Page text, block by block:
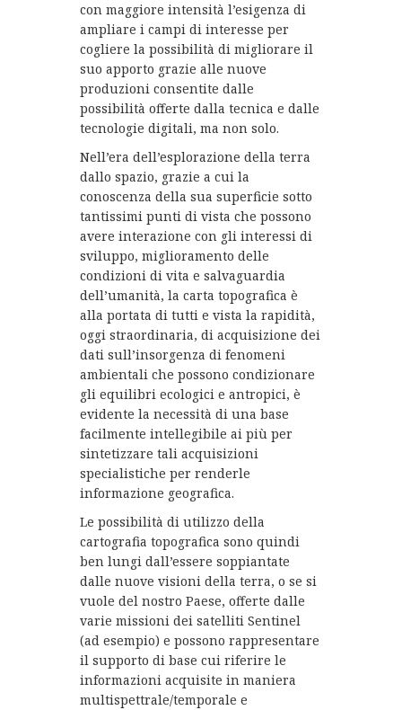
con maggiore intensità l’esigenza di
ampliare i campi di interesse per
cogliere la possibilità di migliorare il
suo apporto grazie alle nuove
produzioni consentite dalle
possibilità offerte dalla tecnica e dalle
tecnologie digitali, ma non solo.
Nell’era dell’esplorazione della terra
dallo spazio, grazie a cui la
conoscenza della sua superficie sotto
tantissimi punti di vista che possono
avere interazione con gli interessi di
sviluppo, miglioramento delle
condizioni di vita e salvaguardia
dell’umanità, la carta topografica è
alla portata di tutti e vista la rapidità,
oggi straordinaria, di acquisizione dei
dati sull’insorgenza di fenomeni
ambientali che possono condizionare
gli equilibri ecologici e antropici, è
evidente la necessità di una base
facilmente intellegibile ai più per
sintetizzare tali acquisizioni
specialistiche per renderle
informazione geografica.
Le possibilità di utilizzo della
cartografia topografica sono quindi
ben lungi dall’essere soppiantate
dalle nuove visioni della terra, o se si
vuole del nostro Paese, offerte dalle
varie missioni dei satelliti Sentinel
(ad esempio) e possono rappresentare
il supporto di base cui riferire le
informazioni acquisite in maniera
multispettrale/temporale e